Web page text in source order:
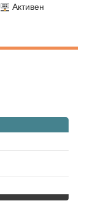
Активен